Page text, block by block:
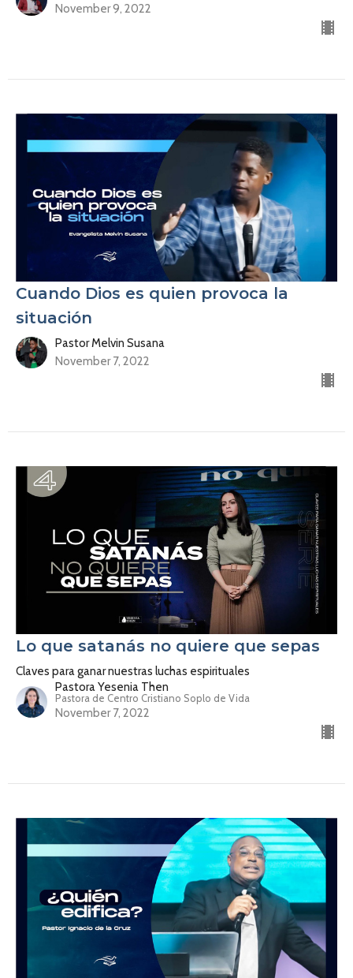
November 9, 2022
Cuando Dios es quien provoca la
situación
Pastor Melvin Susana
November 7, 2022
Lo que satanás no quiere que sepas
Claves para ganar nuestras luchas espirituales
Pastora Yesenia Then
Pastora de Centro Cristiano Soplo de Vida
November 7, 2022